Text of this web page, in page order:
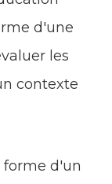
d'une
les
contexte
forme d'un